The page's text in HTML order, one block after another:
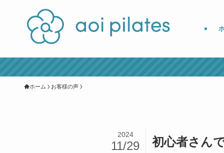
ホーム お客様の声
初心者さん
2024
11/29